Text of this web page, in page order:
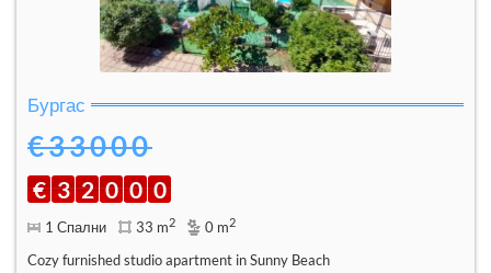
Бургас
€33000
€ 3 2 0 0 0
1 Спални 33 m2 0 m2
Cozy furnished studio apartment in Sunny Beach